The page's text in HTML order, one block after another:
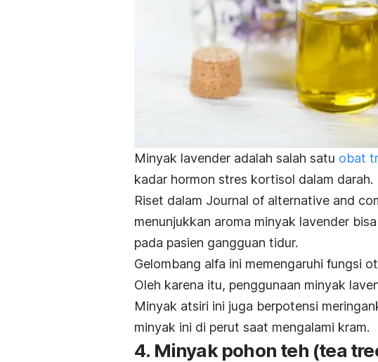
Minyak lavender adalah salah satu obat
kadar hormon stres kortisol dalam darah.
Riset dalam Journal of alternative and
menunjukkan aroma minyak lavender
pada pasien gangguan tidur.
Gelombang alfa ini memengaruhi fungsi
Oleh karena itu, penggunaan minyak
Minyak atsiri ini juga berpotensi
minyak ini di perut saat mengalami kram.
4. Minyak pohon teh (tea